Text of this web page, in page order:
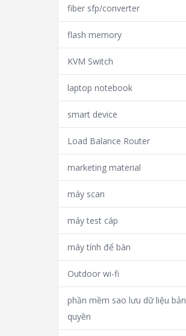
fiber sfp/converter
flash memory
KVM Switch
laptop notebook
smart device
Load Balance Router
marketing material
máy scan
máy test cáp
máy tính để bàn
Outdoor wi-fi
phần mềm sao lưu dữ liệu bản
quyền